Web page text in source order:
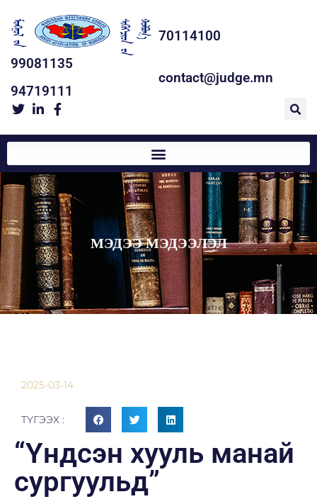
70114100
99081135
94719111
contact@judge.mn
МЭДЭЭ МЭДЭЭЛЭЛ
2025-03-14
ТҮГЭЭХ :
“Үндсэн хууль манай
сургуульд”